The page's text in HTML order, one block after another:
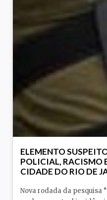
ELEMENTO
POLICIAL, RACISMO
CIDADE DO RIO DE
Nova rodada da pesquisa